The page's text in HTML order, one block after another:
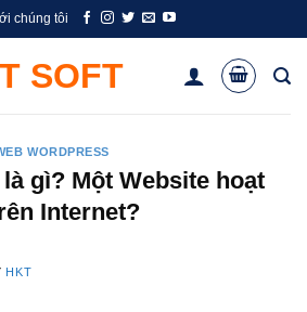
chúng tôi
WORDPRESS
gì? Một Website hoạt
Internet?
HKT